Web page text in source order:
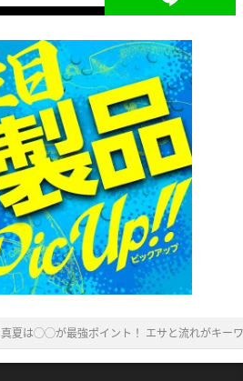
真夏は◯◯が最強ポイント！ エサと流れがキー